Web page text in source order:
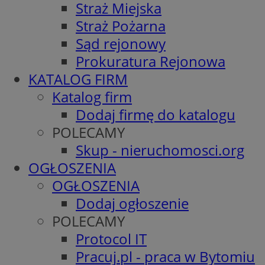
Straż Miejska
Straż Pożarna
Sąd rejonowy
Prokuratura Rejonowa
KATALOG FIRM
Katalog firm
Dodaj firmę do katalogu
POLECAMY
Skup - nieruchomosci.org
OGŁOSZENIA
OGŁOSZENIA
Dodaj ogłoszenie
POLECAMY
Protocol IT
Pracuj.pl - praca w Bytomiu